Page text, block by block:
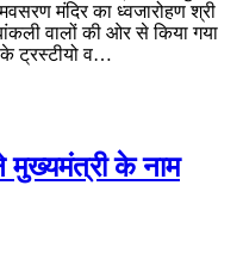
मंदिर का ध्वजारोहण श्री
वालों की ओर से किया गया
ट्रस्टीयो व…
मुख्यमंत्री के नाम